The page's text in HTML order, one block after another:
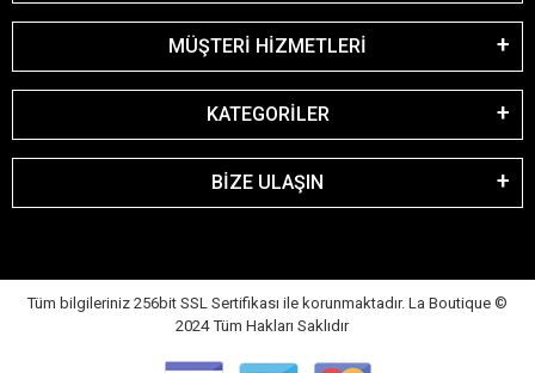
MÜŞTERİ HİZMETLERİ
KATEGORİLER
BİZE ULAŞIN
Tüm bilgileriniz 256bit SSL Sertifikası ile korunmaktadır. La Boutique ©
2024 Tüm Hakları Saklıdır